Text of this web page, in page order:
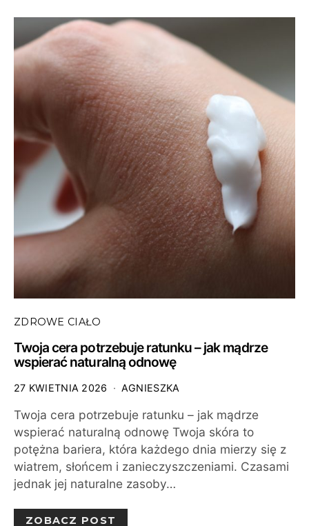
ZDROWE CIAŁO
Twoja cera potrzebuje ratunku – jak mądrze
wspierać naturalną odnowę
27 KWIETNIA 2026 AGNIESZKA
Twoja cera potrzebuje ratunku – jak mądrze
wspierać naturalną odnowę Twoja skóra to
potężna bariera, która każdego dnia mierzy się z
wiatrem, słońcem i zanieczyszczeniami. Czasami
jednak jej naturalne zasoby…
ZOBACZ POST